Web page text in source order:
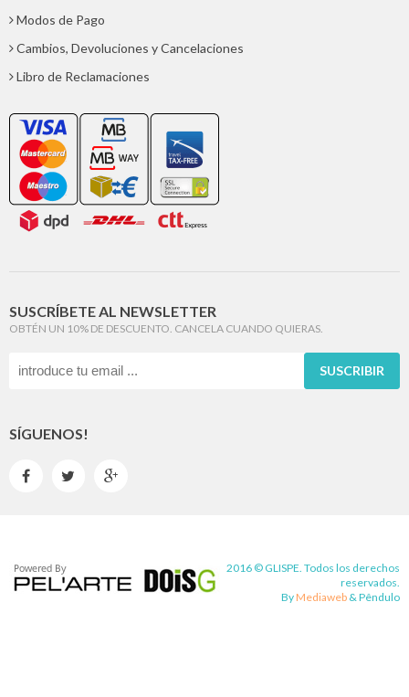
Modos de Pago
Cambios, Devoluciones y Cancelaciones
Libro de Reclamaciones
SUSCRÍBETE AL NEWSLETTER
OBTÉN UN 10% DE DESCUENTO. CANCELA CUANDO QUIERAS.
SUSCRIBIR
SÍGUENOS!
  
2016 © GLISPE. Todos los derechos
reservados.
By Mediaweb & Pêndulo